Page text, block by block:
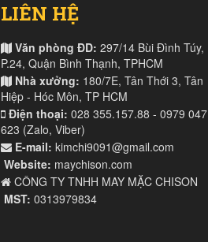
LIÊN HỆ
Văn phòng ĐD: 297/14 Bùi Đình Túy,
P.24, Quận Bình Thạnh, TPHCM
Nhà xưởng: 180/7E, Tân Thới 3, Tân
Hiệp - Hóc Môn, TP HCM
Điện thoại: 028 355.157.88 - 0979 047
623 (Zalo, Viber)
E-mail: kimchi9091@gmail.com
Website: maychison.com
CÔNG TY TNHH MAY MẶC CHISON
MST: 0313979834